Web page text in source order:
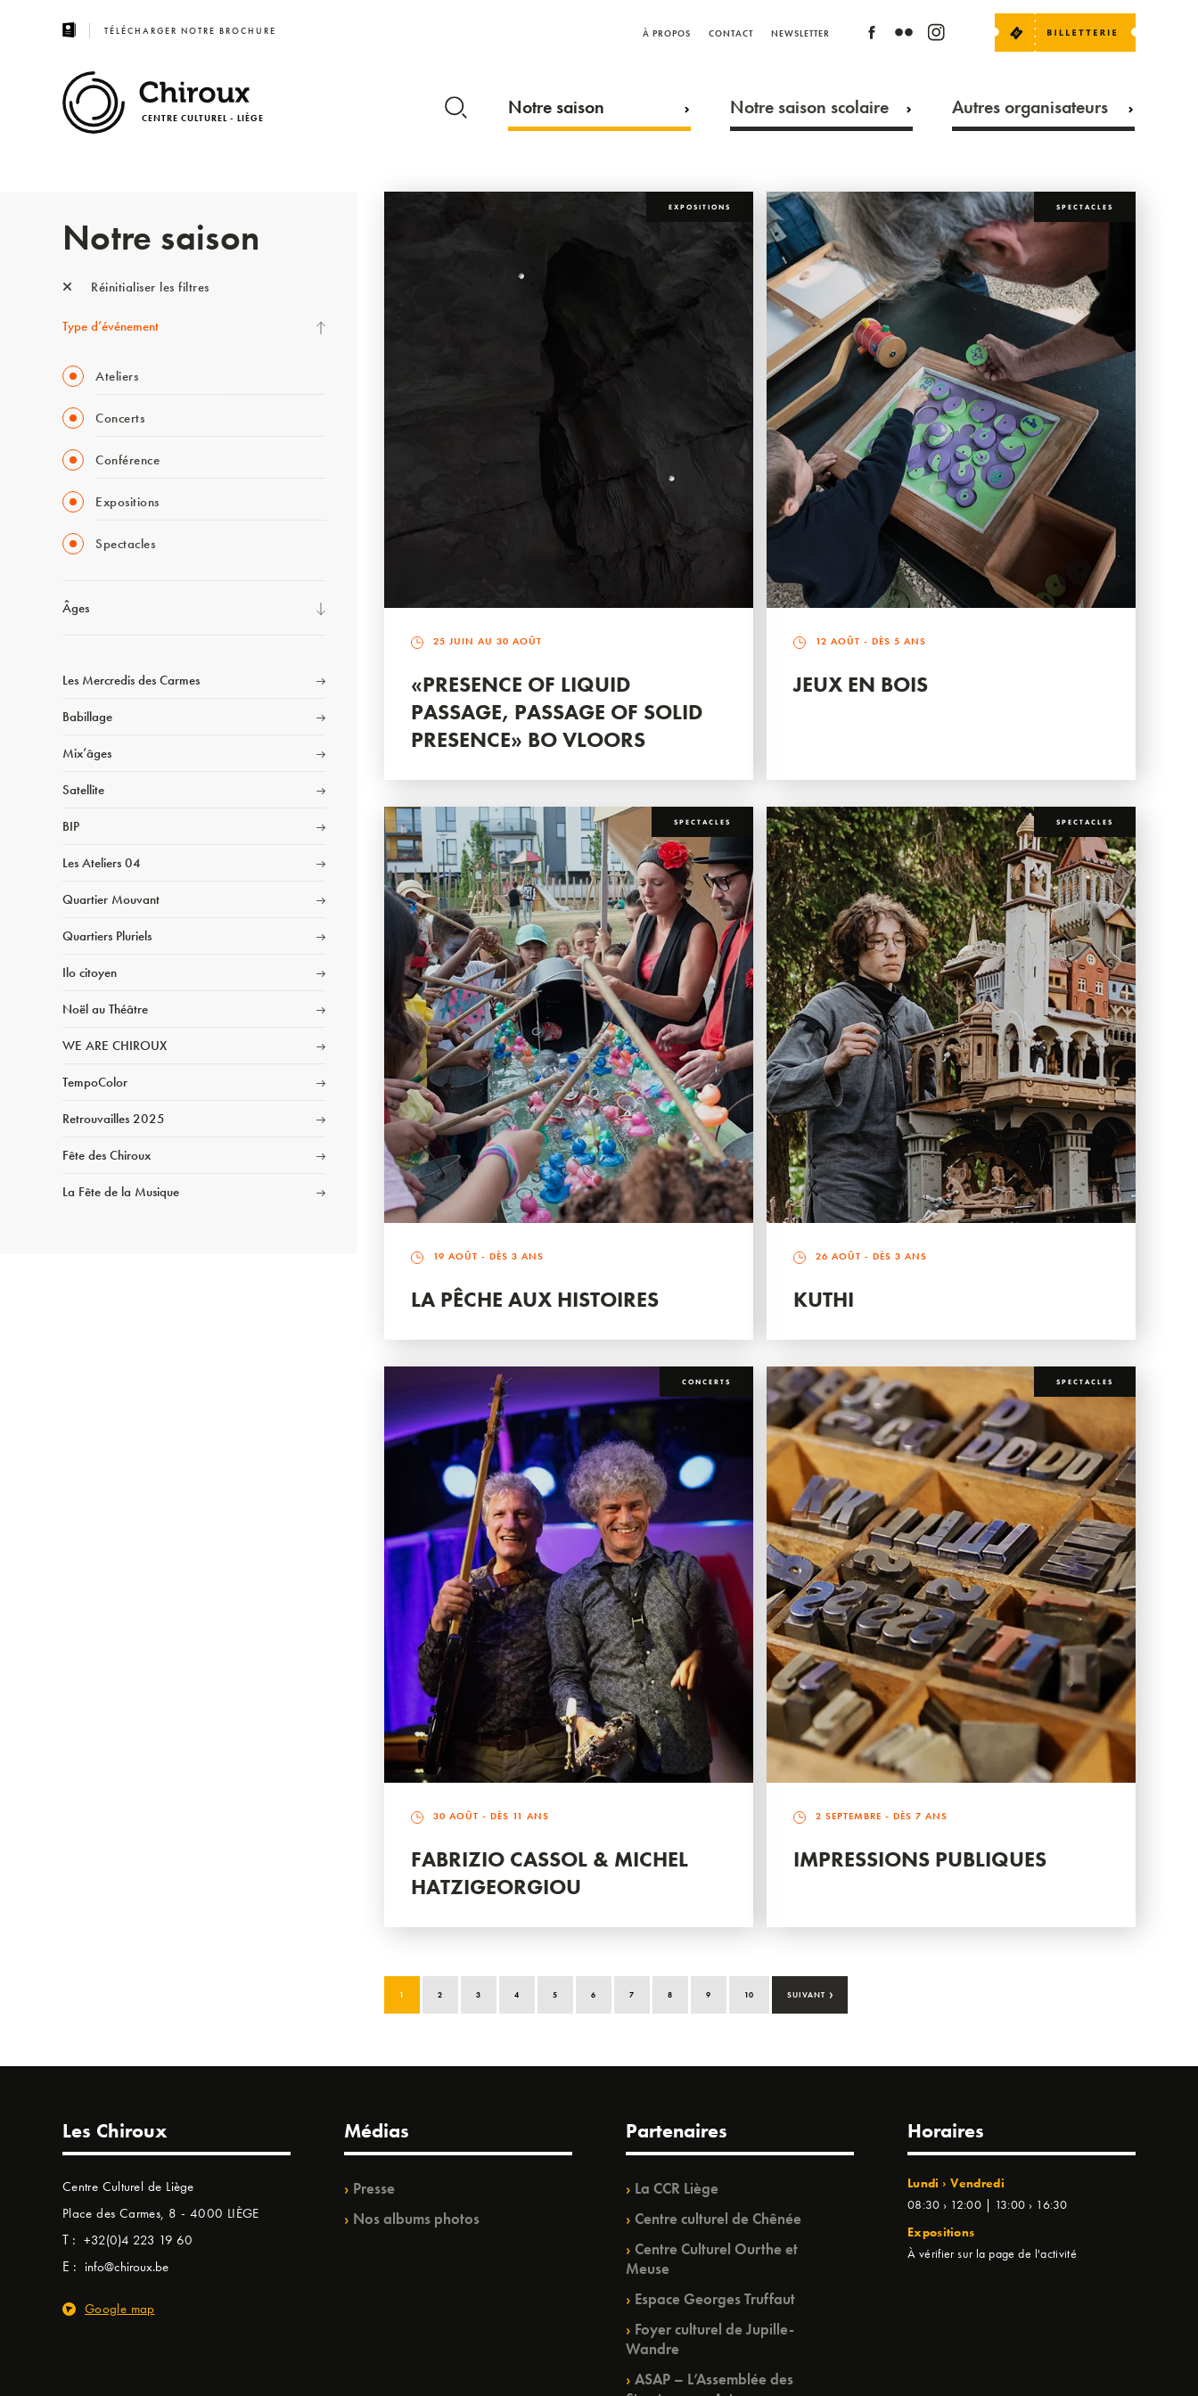
TÉLÉCHARGER NOTRE BROCHURE À PROPOS CONTACT NEWSLETTER
CENTRE CULTUREL - LIÈGE Notre saison Notre saison scolaire Autres organisateurs
Notre saison
Réinitialiser les filtres
Type d’événement
Ateliers
Concerts
Conférence
Expositions
Spectacles
Âges
Les Mercredis des Carmes
Babillage
Mix’âges
Satellite
BIP
Les Ateliers 04
Quartier Mouvant
Quartiers Pluriels
Ilo citoyen
Noël au Théâtre
WE ARE CHIROUX
TempoColor
Retrouvailles 2025
Fête des Chiroux
La Fête de la Musique
EXPOSITIONS
25 JUIN AU 30 AOÛT
«PRESENCE OF LIQUID
PASSAGE, PASSAGE OF SOLID
PRESENCE» BO VLOORS
SPECTACLES
12 AOÛT - DÈS 5 ANS
JEUX EN BOIS
SPECTACLES
19 AOÛT - DÈS 3 ANS
LA PÊCHE AUX HISTOIRES
SPECTACLES
26 AOÛT - DÈS 3 ANS
KUTHI
CONCERTS
30 AOÛT - DÈS 11 ANS
FABRIZIO CASSOL & MICHEL
HATZIGEORGIOU
SPECTACLES
2 SEPTEMBRE - DÈS 7 ANS
IMPRESSIONS PUBLIQUES
1 2 3 4 5 6 7 8 9 10 SUIVANT ›
Les Chiroux
Centre Culturel de Liège
Place des Carmes, 8 - 4000 LIÈGE
T : +32(0)4 223 19 60
E : info@chiroux.be
Google map
Médias
Presse
Nos albums photos
Partenaires
La CCR Liège
Centre culturel de Chênée
Centre Culturel Ourthe et
Meuse
Espace Georges Truffaut
Foyer culturel de Jupille-
Wandre
ASAP – L’Assemblée des
Horaires
Lundi › Vendredi
08:30 › 12:00 | 13:00 › 16:30
Expositions
À vérifier sur la page de l'activité